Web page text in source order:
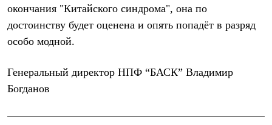
окончания "Китайского синдрома", она по
достоинству будет оценена и опять попадёт в разряд
особо модной.
Генеральный директор НПФ “БАСК” Владимир
Богданов